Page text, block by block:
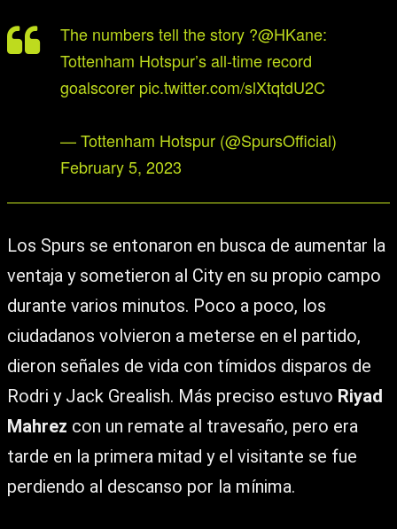
The numbers tell the story ?@HKane:
Tottenham Hotspur’s all-time record
goalscorer pic.twitter.com/slXtqtdU2C
— Tottenham Hotspur (@SpursOfficial)
February 5, 2023
Los Spurs se entonaron en busca de aumentar la
ventaja y sometieron al City en su propio campo
durante varios minutos. Poco a poco, los
ciudadanos volvieron a meterse en el partido,
dieron señales de vida con tímidos disparos de
Rodri y Jack Grealish. Más preciso estuvo Riyad
Mahrez con un remate al travesaño, pero era
tarde en la primera mitad y el visitante se fue
perdiendo al descanso por la mínima.